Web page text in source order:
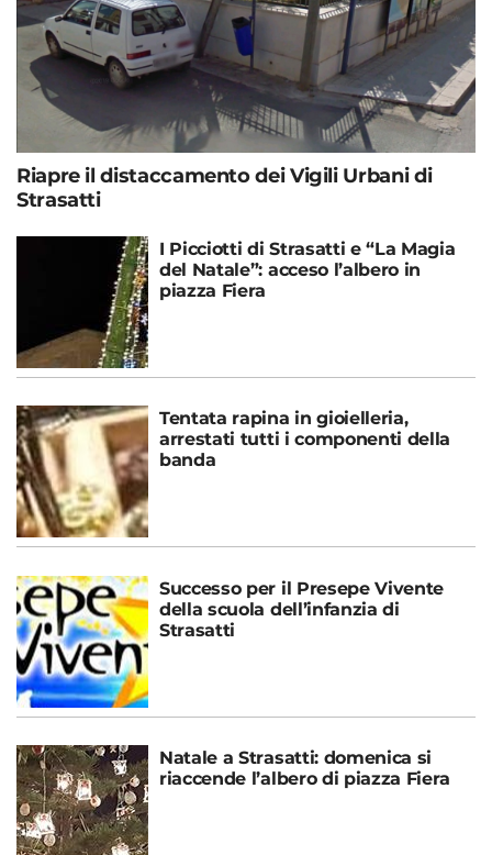
Riapre il distaccamento dei Vigili Urbani di
Strasatti
I Picciotti di Strasatti e “La Magia
del Natale”: acceso l’albero in
piazza Fiera
Tentata rapina in gioielleria,
arrestati tutti i componenti della
banda
Successo per il Presepe Vivente
della scuola dell’infanzia di
Strasatti
Natale a Strasatti: domenica si
riaccende l’albero di piazza Fiera